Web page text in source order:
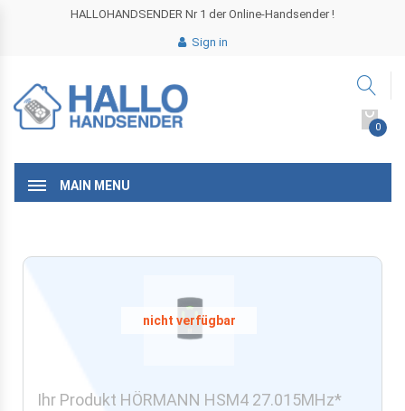
HALLOHANDSENDER Nr 1 der Online-Handsender !
Sign in
0
MAIN MENU
Ihr Produkt HÖRMANN HSM4 27.015MHz*